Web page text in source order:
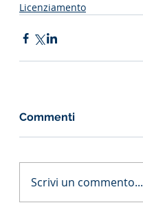
Licenziamento
Commenti
Scrivi un commento...